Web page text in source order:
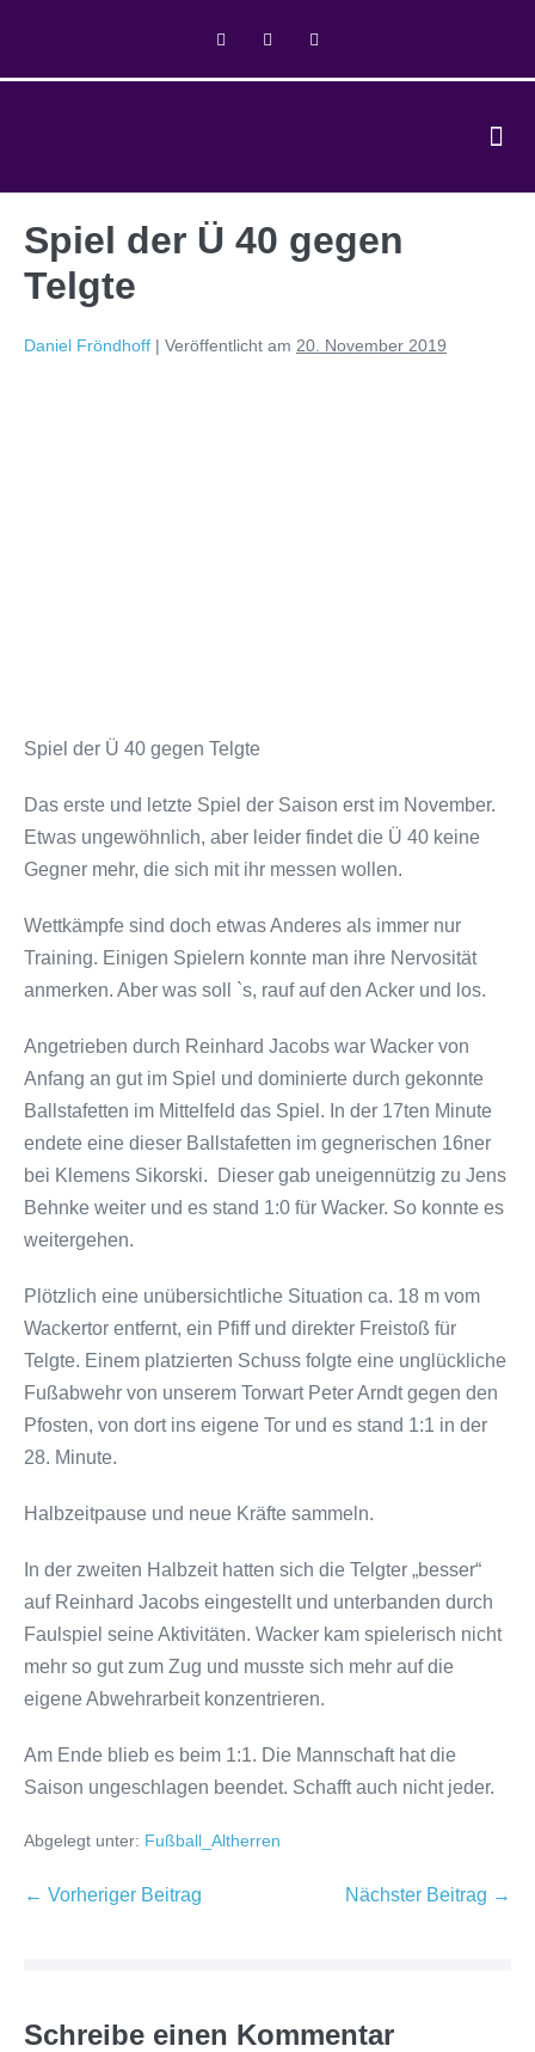
Spiel der Ü 40 gegen
Telgte
Daniel Fröndhoff | Veröffentlicht am 20. November 2019
Spiel der Ü 40 gegen Telgte
Das erste und letzte Spiel der Saison erst im November.
Etwas ungewöhnlich, aber leider findet die Ü 40 keine
Gegner mehr, die sich mit ihr messen wollen.
Wettkämpfe sind doch etwas Anderes als immer nur
Training. Einigen Spielern konnte man ihre Nervosität
anmerken. Aber was soll `s, rauf auf den Acker und los.
Angetrieben durch Reinhard Jacobs war Wacker von
Anfang an gut im Spiel und dominierte durch gekonnte
Ballstafetten im Mittelfeld das Spiel. In der 17ten Minute
endete eine dieser Ballstafetten im gegnerischen 16ner
bei Klemens Sikorski. Dieser gab uneigennützig zu Jens
Behnke weiter und es stand 1:0 für Wacker. So konnte es
weitergehen.
Plötzlich eine unübersichtliche Situation ca. 18 m vom
Wackertor entfernt, ein Pfiff und direkter Freistoß für
Telgte. Einem platzierten Schuss folgte eine unglückliche
Fußabwehr von unserem Torwart Peter Arndt gegen den
Pfosten, von dort ins eigene Tor und es stand 1:1 in der
28. Minute.
Halbzeitpause und neue Kräfte sammeln.
In der zweiten Halbzeit hatten sich die Telgter „besser“
auf Reinhard Jacobs eingestellt und unterbanden durch
Faulspiel seine Aktivitäten. Wacker kam spielerisch nicht
mehr so gut zum Zug und musste sich mehr auf die
eigene Abwehrarbeit konzentrieren.
Am Ende blieb es beim 1:1. Die Mannschaft hat die
Saison ungeschlagen beendet. Schafft auch nicht jeder.
Abgelegt unter: Fußball_Altherren
← Vorheriger Beitrag Nächster Beitrag →
Schreibe einen Kommentar